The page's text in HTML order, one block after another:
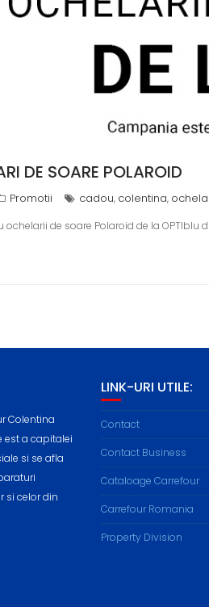
DE SOARE POLAROID
Promotii cadou, colentina,
de soare Polaroid de la OPTIblu
Colentina
est a capitalei
si se afla
si celor din
LINK-URI UTILE:
Contact
Contact Business
Cataloage Carrefour
Carrefour Romania
Property Division